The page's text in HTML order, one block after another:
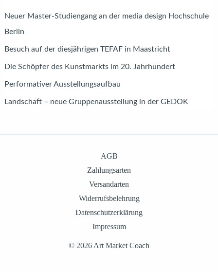
Neuer Master-Studiengang an der media design Hochschule
Berlin
Besuch auf der diesjährigen TEFAF in Maastricht
Die Schöpfer des Kunstmarkts im 20. Jahrhundert
Performativer Ausstellungsaufbau
Landschaft – neue Gruppenausstellung in der GEDOK
AGB
Zahlungsarten
Versandarten
Widerrufsbelehrung
Datenschutzerklärung
Impressum
© 2026 Art Market Coach